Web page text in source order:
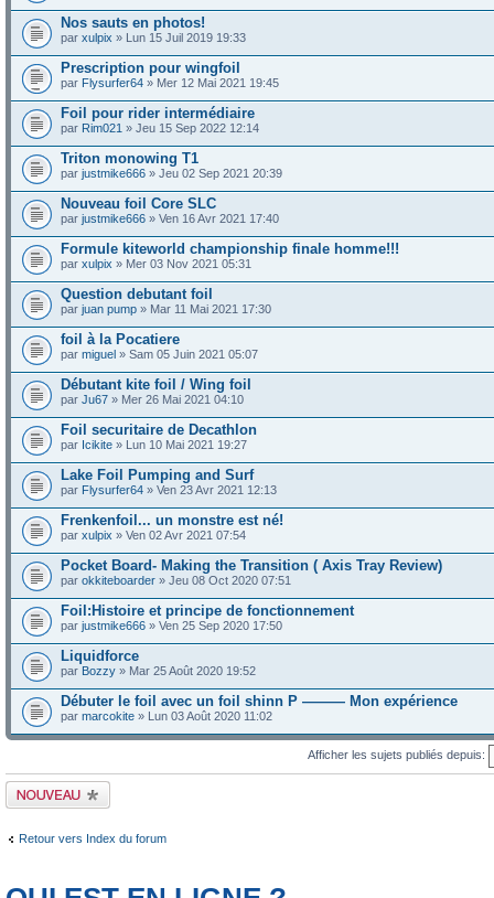
Nos sauts en photos!
par xulpix » Lun 15 Juil 2019 19:33
Prescription pour wingfoil
par Flysurfer64 » Mer 12 Mai 2021 19:45
Foil pour rider intermédiaire
par Rim021 » Jeu 15 Sep 2022 12:14
Triton monowing T1
par justmike666 » Jeu 02 Sep 2021 20:39
Nouveau foil Core SLC
par justmike666 » Ven 16 Avr 2021 17:40
Formule kiteworld championship finale homme!!!
par xulpix » Mer 03 Nov 2021 05:31
Question debutant foil
par juan pump » Mar 11 Mai 2021 17:30
foil à la Pocatiere
par miguel » Sam 05 Juin 2021 05:07
Débutant kite foil / Wing foil
par Ju67 » Mer 26 Mai 2021 04:10
Foil securitaire de Decathlon
par Icikite » Lun 10 Mai 2021 19:27
Lake Foil Pumping and Surf
par Flysurfer64 » Ven 23 Avr 2021 12:13
Frenkenfoil... un monstre est né!
par xulpix » Ven 02 Avr 2021 07:54
Pocket Board- Making the Transition ( Axis Tray Review)
par okkiteboarder » Jeu 08 Oct 2020 07:51
Foil:Histoire et principe de fonctionnement
par justmike666 » Ven 25 Sep 2020 17:50
Liquidforce
par Bozzy » Mar 25 Août 2020 19:52
Débuter le foil avec un foil shinn P ——— Mon expérience
par marcokite » Lun 03 Août 2020 11:02
Afficher les sujets publiés depuis:
Publier un nouveau
sujet
Retour vers Index du forum